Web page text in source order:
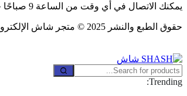
يمكنك الاتصال في أي وقت من الساعة 9 صباحًا حتى 6 مساءً.
حقوق الطبع والنشر 2025 © متجر شاش الإلكتروني. جميع الحقوق محفوظة.
Trending: